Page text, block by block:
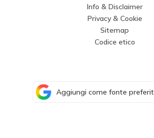
Info & Disclaimer
Privacy & Cookie
Sitemap
Codice etico
Aggiungi come fonte